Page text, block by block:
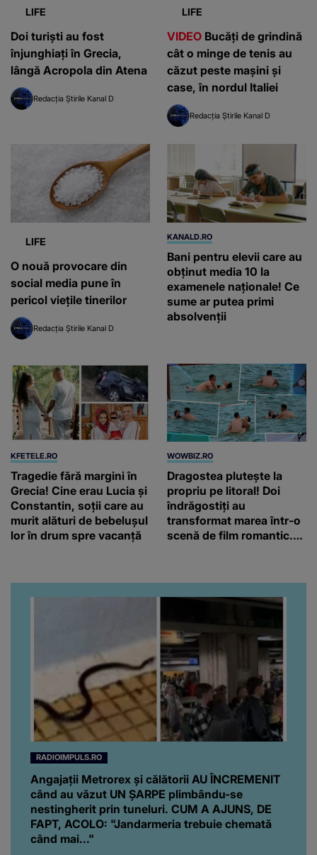
LIFE
Doi turiști au fost
înjunghiați în Grecia,
lângă Acropola din Atena
Redacția Știrile Kanal D
LIFE
VIDEO Bucăți de grindină
cât o minge de tenis au
căzut peste mașini și
case, în nordul Italiei
Redacția Știrile Kanal D
LIFE
O nouă provocare din
social media pune în
pericol viețile tinerilor
Redacția Știrile Kanal D
KANALD.RO
Bani pentru elevii care au
obținut media 10 la
examenele naționale! Ce
sume ar putea primi
absolvenții
KFETELE.RO
Tragedie fără margini în
Grecia! Cine erau Lucia și
Constantin, soții care au
murit alături de bebelușul
lor în drum spre vacanță
WOWBIZ.RO
Dragostea plutește la
propriu pe litoral! Doi
îndrăgostiți au
transformat marea într-o
scenă de film romantic.
RADIOIMPULS.RO
Angajații Metrorex și călătorii AU ÎNCREMENIT
când au văzut UN ȘARPE plimbându-se
nestingherit prin tuneluri. CUM A AJUNS, DE
FAPT, ACOLO: "Jandarmeria trebuie chemată
când mai..."